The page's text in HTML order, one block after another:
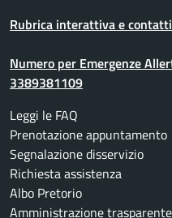
Rubrica interattiva e
Numero per Emergenze
3389381109
Leggi le FAQ
Prenotazione appuntamento
Segnalazione disservizio
Richiesta assistenza
Albo Pretorio
Amministrazione trasparente